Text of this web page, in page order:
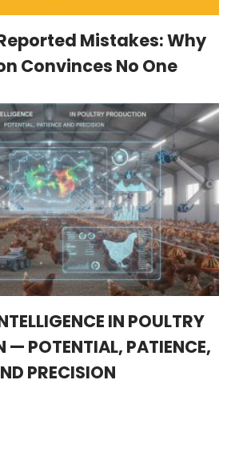
Mistakes: Why
Convinces No One
IN POULTRY
— POTENTIAL, PATIENCE,
PRECISION